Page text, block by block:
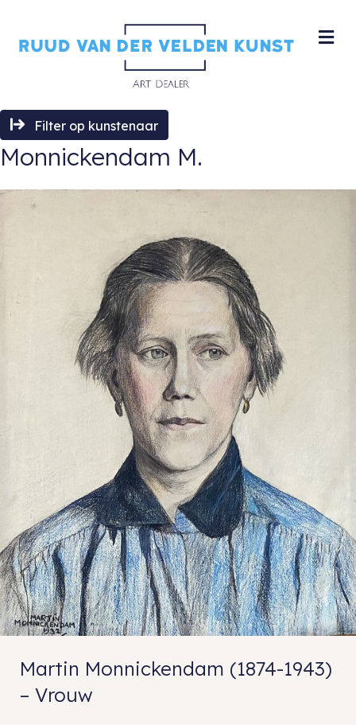
Filter op kunstenaar
Monnickendam M.
Martin Monnickendam (1874-1943)
– Vrouw